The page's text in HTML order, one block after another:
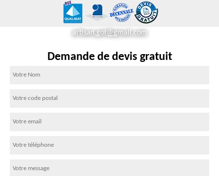
artisan.got@gmail.com
Demande de devis gratuit